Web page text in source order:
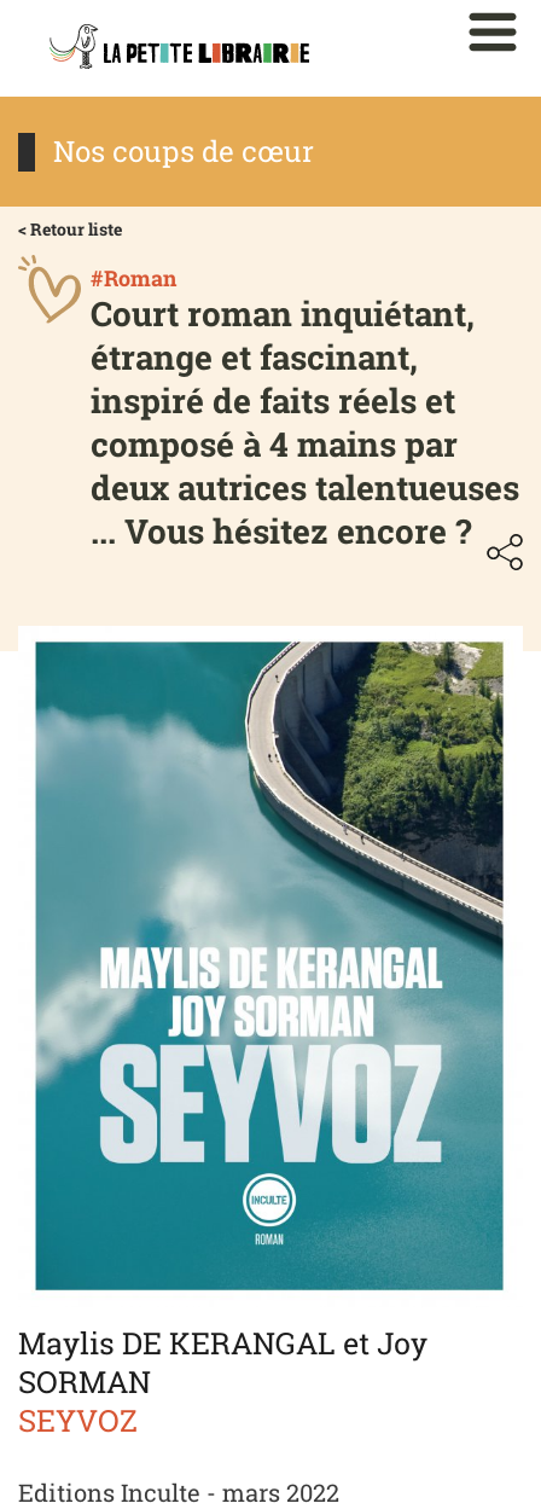
Nos coups de cœur
< Retour liste
#Roman
Court roman inquiétant,
étrange et fascinant,
inspiré de faits réels et
composé à 4 mains par
deux autrices talentueuses
... Vous hésitez encore ?
Maylis DE KERANGAL et Joy
SORMAN
SEYVOZ
Editions Inculte - mars 2022